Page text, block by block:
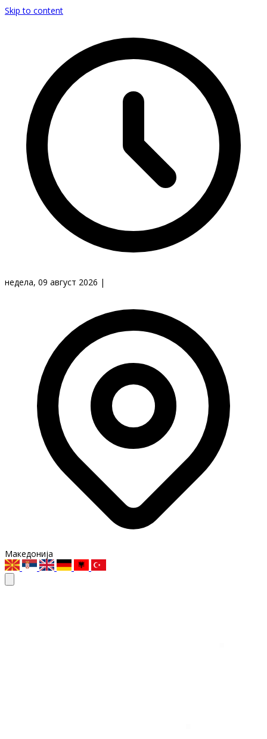
Skip to content
недела, 09 август 2026 |
Македонија